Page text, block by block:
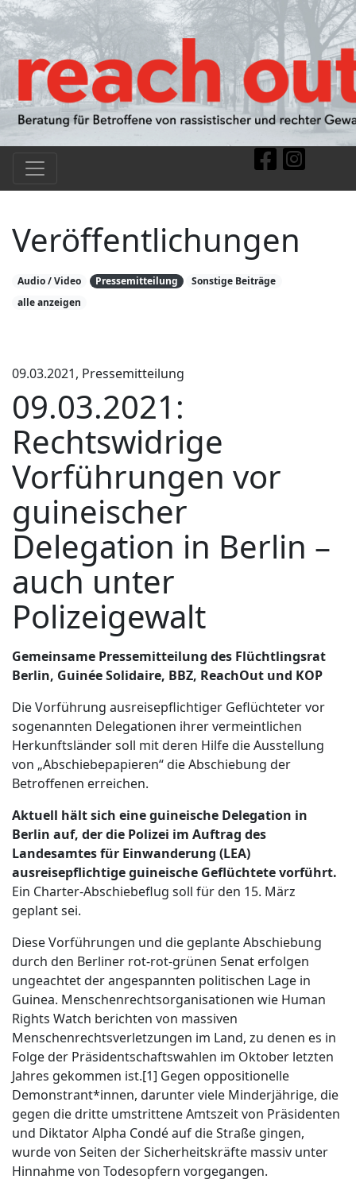
Veröffentlichungen
Audio / Video Pressemitteilung
Sonstige Beiträge
alle anzeigen
09.03.2021, Pressemitteilung
09.03.2021:
Rechtswidrige
Vorführungen vor
guineischer
Delegation in Berlin –
auch unter
Polizeigewalt
Gemeinsame Pressemitteilung des Flüchtlingsrat
Berlin, Guinée Solidaire, BBZ, ReachOut und KOP
Die Vorführung ausreisepflichtiger Geflüchteter vor
sogenannten Delegationen ihrer vermeintlichen
Herkunftsländer soll mit deren Hilfe die Ausstellung
von „Abschiebepapieren“ die Abschiebung der
Betroffenen erreichen.
Aktuell hält sich eine guineische Delegation in
Berlin auf, der die Polizei im Auftrag des
Landesamtes für Einwanderung (LEA)
ausreisepflichtige guineische Geflüchtete vorführt.
Ein Charter-Abschiebeflug soll für den 15. März
geplant sei.
Diese Vorführungen und die geplante Abschiebung
durch den Berliner rot-rot-grünen Senat erfolgen
ungeachtet der angespannten politischen Lage in
Guinea. Menschenrechtsorganisationen wie Human
Rights Watch berichten von massiven
Menschenrechtsverletzungen im Land, zu denen es in
Folge der Präsidentschaftswahlen im Oktober letzten
Jahres gekommen ist.[1] Gegen oppositionelle
Demonstrant*innen, darunter viele Minderjährige, die
gegen die dritte umstrittene Amtszeit von Präsidenten
und Diktator Alpha Condé auf die Straße gingen,
wurde von Seiten der Sicherheitskräfte massiv unter
Hinnahme von Todesopfern vorgegangen.